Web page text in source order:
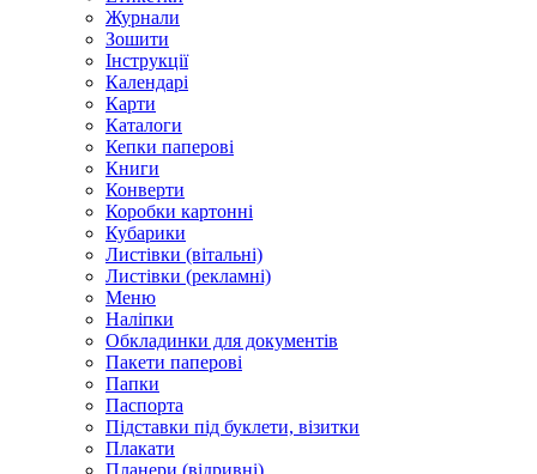
Журнали
Зошити
Інструкції
Календарі
Карти
Каталоги
Кепки паперові
Книги
Конверти
Коробки картонні
Кубарики
Листівки (вітальні)
Листівки (рекламні)
Меню
Наліпки
Обкладинки для документів
Пакети паперові
Папки
Паспорта
Підставки під буклети, візитки
Плакати
Планери (відривні)